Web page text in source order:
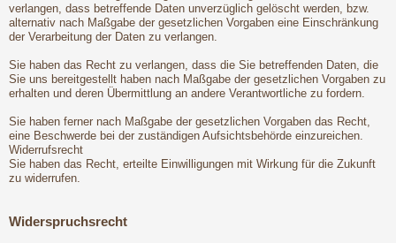
verlangen, dass betreffende Daten unverzüglich gelöscht werden, bzw.
alternativ nach Maßgabe der gesetzlichen Vorgaben eine Einschränkung
der Verarbeitung der Daten zu verlangen.
Sie haben das Recht zu verlangen, dass die Sie betreffenden Daten, die
Sie uns bereitgestellt haben nach Maßgabe der gesetzlichen Vorgaben zu
erhalten und deren Übermittlung an andere Verantwortliche zu fordern.
Sie haben ferner nach Maßgabe der gesetzlichen Vorgaben das Recht,
eine Beschwerde bei der zuständigen Aufsichtsbehörde einzureichen.
Widerrufsrecht
Sie haben das Recht, erteilte Einwilligungen mit Wirkung für die Zukunft
zu widerrufen.
Widerspruchsrecht